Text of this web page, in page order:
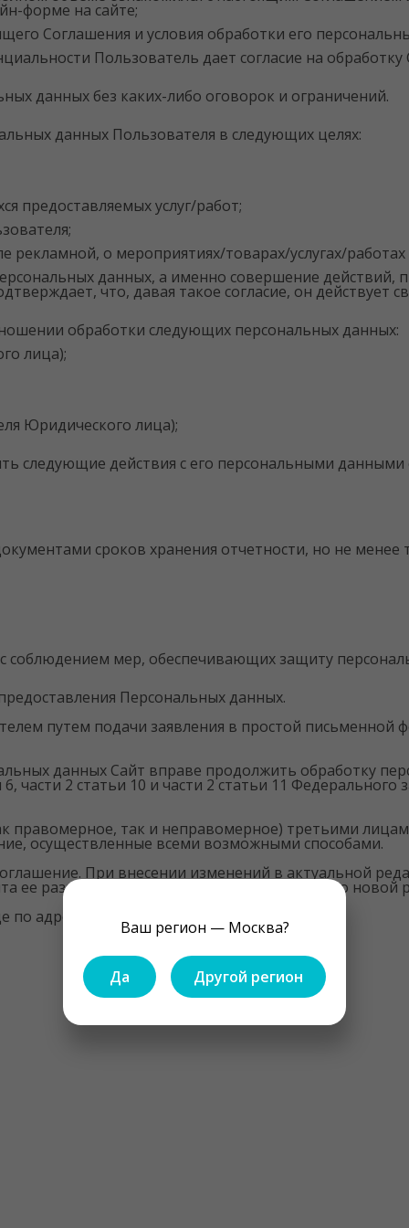
Ваш регион — Москва?
Да Другой регион
форме на сайте;
Соглашения и условия обработки его
Пользователь дает согласие на
данных без каких-либо оговорок и ограничений.
данных Пользователя в следующих целях:
предоставляемых услуг/работ;
о мероприятиях/товарах/услугах/работах
данных, а именно совершение действий,
что, давая такое согласие, он действует
обработки следующих персональных данных:
лица);
Юридического лица);
следующие действия с его персональными
сроков хранения отчетности, но не
соблюдением мер, обеспечивающих защиту
Персональных данных.
путем подачи заявления в простой письменной
данных Сайт вправе продолжить обработку
части 2 статьи 10 и части 2 статьи 11
правомерное, так и неправомерное) третьими
осуществленные всеми возможными способами.
При внесении изменений в актуальной
ее размещения, если иное не предусмотрено новой
по адресу: https://www.intex.ru/about/privacy/